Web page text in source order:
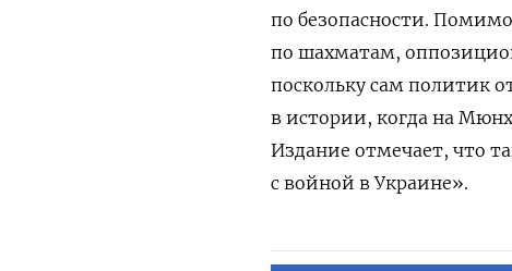
по безопасности.
по шахматам,
поскольку сам политик
в истории, когда на
Издание отмечает, что
с войной в Украине».